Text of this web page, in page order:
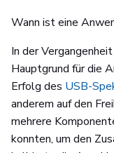
Wann ist eine
In der
Hauptgrund für die
Erfolg des USB-
anderem auf den
mehrere
konnten, um den